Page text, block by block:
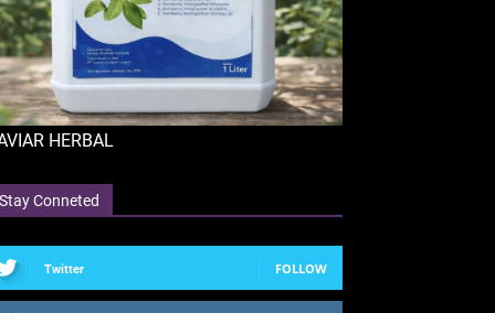
HERBAL
Stay Conneted
Twitter FOLLOW